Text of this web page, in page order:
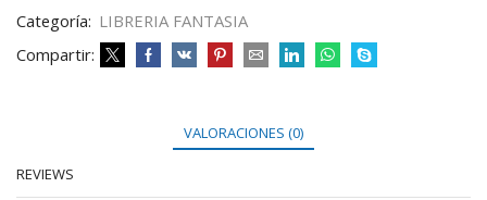
Categoría: LIBRERIA FANTASIA
Compartir:
VALORACIONES (0)
REVIEWS